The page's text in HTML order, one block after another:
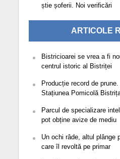
știe șoferii. Noi verificări
ARTICOLE
Bistricioarei se vrea a fi
centrul istoric al Bistriței
Producție record de
Stațiunea Pomicolă
Parcul de specializare
pot obține avize de mediu
Un ochi râde, altul plânge
care îl revoltă pe primar